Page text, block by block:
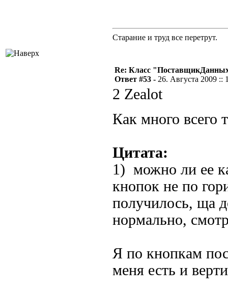
Старание и труд все перетрут.
Re: Класс
Ответ #53 - 26. Августа 2009 ::
2 Zealot
Как много всего
Цитата:
1) можно ли ее
кнопок не по
получилось, ща
нормально,
Я по кнопкам
меня есть и